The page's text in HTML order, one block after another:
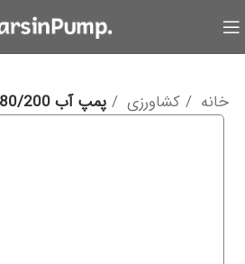
خانه کشاورزی پمپ آب 80/200